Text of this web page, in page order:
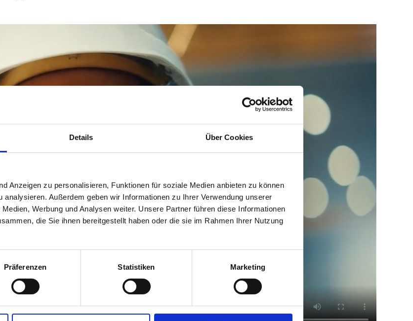
Details Über Cookies
Anzeigen zu personalisieren, Funktionen für soziale Medien anbieten zu können
analysieren. Außerdem geben wir Informationen zu Ihrer Verwendung unserer
Werbung und Analysen weiter. Unsere Partner führen diese Informationen
die Sie ihnen bereitgestellt haben oder die sie im Rahmen Ihrer Nutzung
Präferenzen Statistiken Marketing